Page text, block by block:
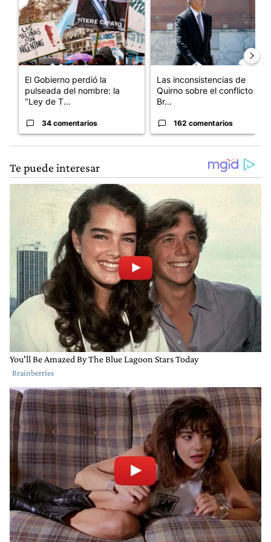
El Gobierno perdió la
pulseada del nombre: la
"Ley de T...
34 comentarios
Las inconsistencias de
Quirno sobre el conflicto con
Br...
162 comentarios